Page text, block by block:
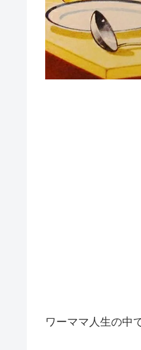
ワーママ人生の中